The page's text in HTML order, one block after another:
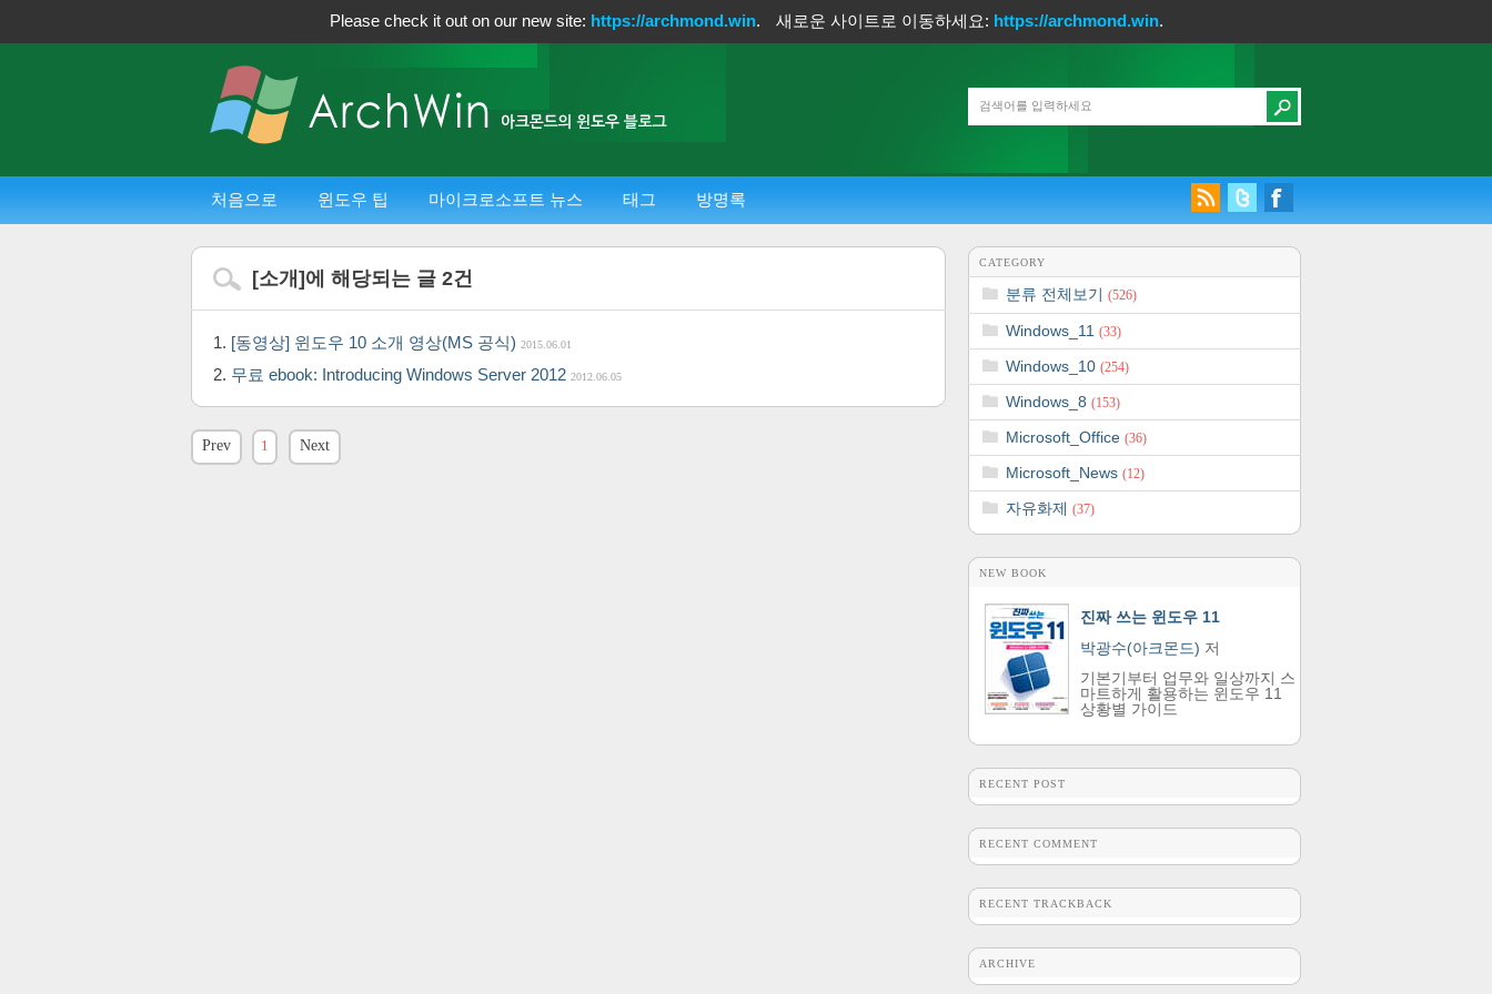
Please check it out on our new site: https://archmond.win. 새로운 사이트로 이동하세요: https://archmond.win.
처음으로 윈도우 팁 마이크로소프트 뉴스 태그 방명록
[소개 ]에 해당되는 글 2건
[동영상] 윈도우 10 소개 영상(MS 공식) 2015.06.01
무료 ebook: Introducing Windows Server 2012 2012.06.05
Prev 1 Next
CATEGORY
분류 전체보기 (526)
Windows_11 (33)
Windows_10 (254)
Windows_8 (153)
Microsoft_Office (36)
Microsoft_News (12)
자유화제 (37)
NEW BOOK
진짜 쓰는 윈도우 11
박광수(아크몬드) 저
기본기부터 업무와 일상까지 스
마트하게 활용하는 윈도우 11
상황별 가이드
RECENT POST
RECENT COMMENT
RECENT TRACKBACK
ARCHIVE